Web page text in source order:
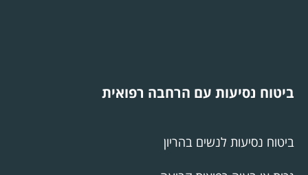
ביטוח נסיעות עם הרחבה רפואית
ביטוח נסיעות לנשים בהריון